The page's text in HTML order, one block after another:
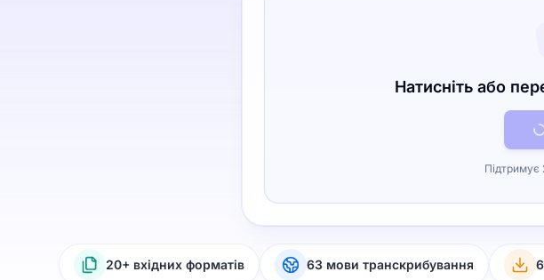
Натисніть або
Підтримує
20+ вхідних форматів 63 мови транскрибування